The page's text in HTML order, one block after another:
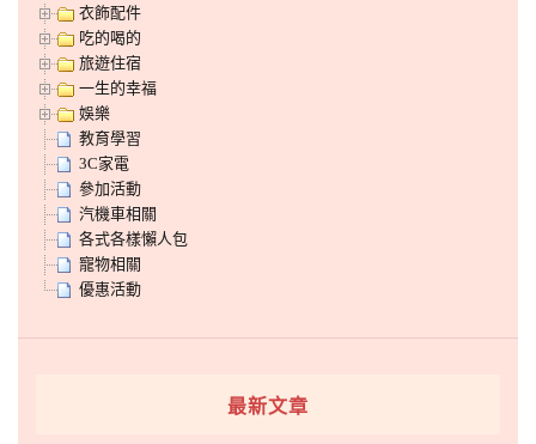
衣飾配件
吃的喝的
旅遊住宿
一生的幸福
娛樂
教育學習
3C家電
參加活動
汽機車相關
各式各樣懶人包
寵物相關
優惠活動
最新文章